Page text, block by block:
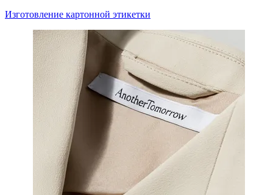
Изготовление картонной этикетки